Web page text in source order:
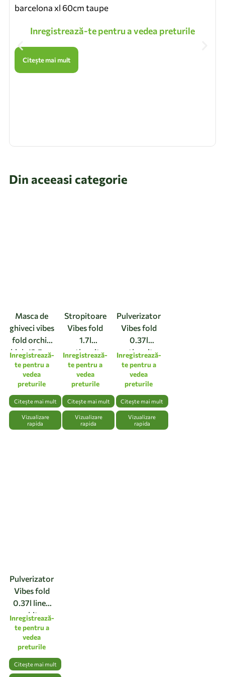
barcelona xl 60cm taupe
Inregistrează-te pentru a vedea preturile
Citește mai mult
Din aceeasi categorie
Masca de
ghiveci vibes
fold orchid
high 12,5cm
linen white
Inregistrează-
te pentru a
vedea
preturile
Citește mai mult
Vizualizare
rapida
Stropitoare
Vibes fold
1.7l
anthracite
Inregistrează-
te pentru a
vedea
preturile
Citește mai mult
Vizualizare
rapida
Pulverizator
Vibes fold
0.37l
anthracite
Inregistrează-
te pentru a
vedea
preturile
Citește mai mult
Vizualizare
rapida
Pulverizator
Vibes fold
0.37l linen
white
Inregistrează-
te pentru a
vedea
preturile
Citește mai mult